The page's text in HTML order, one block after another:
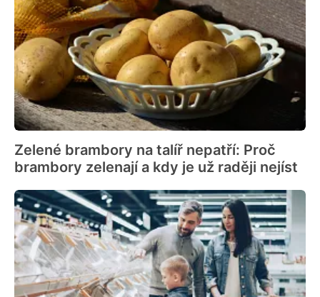
Zelené brambory na talíř nepatří: Proč
brambory zelenají a kdy je už raději nejíst